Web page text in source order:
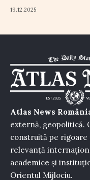
19.12.2025
Atlas News
externă, geopolitică.
construită pe rigoare
relevanță
academice și
Orientul Mijlociu.